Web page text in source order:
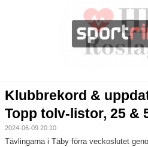
Anmälan till Simklubben
Klubbrekord &
Topp tolv-listor, 25 &
2024-06-09 20:10
Tävlingarna i Täby förra veckoslutet